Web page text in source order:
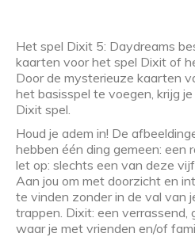
Het spel Dixit 5: Daydreams
kaarten voor het spel Dixit of
Door de mysterieuze kaarten
het basisspel te voegen, krijg
Dixit spel.
Houd je adem in! De
hebben één ding gemeen: een
let op: slechts een van deze
Aan jou om met doorzicht en
te vinden zonder in de val van
trappen. Dixit: een verrassend,
waar je met vrienden en/of